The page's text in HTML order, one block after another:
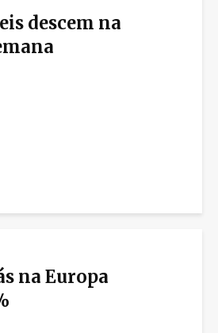
descem na
na Europa